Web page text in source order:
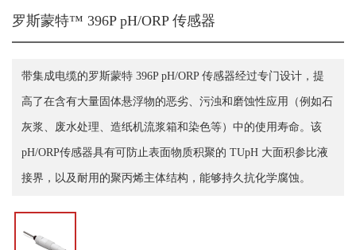
罗斯蒙特™ 396P pH/ORP 传感器
带集成电缆的罗斯蒙特 396P pH/ORP 传感器经过专门设计，提
高了在含有大量固体悬浮物的恶劣、污浊和磨蚀性应用（例如石
灰浆、废水处理、造纸机流浆箱和染色等）中的使用寿命。该
pH/ORP传感器具有可防止表面物质积聚的 TUpH 大面积参比液
接界，以及耐用的聚丙烯主体结构，能够持久抗化学腐蚀。